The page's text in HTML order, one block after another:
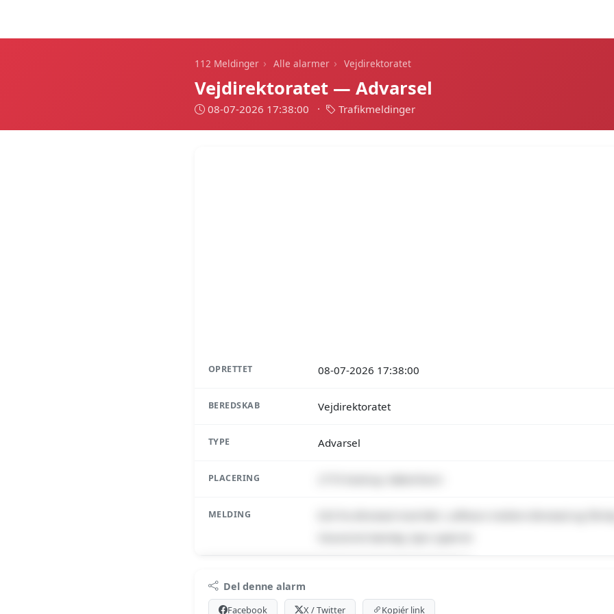
112 Meldinger › Alle alarmer › Vejdirektoratet
Vejdirektoratet — Advarsel
08-07-2026 17:38:00 · Trafikmeldinger
OPRETTET 08-07-2026 17:38:00
BEREDSKAB Vejdirektoratet
TYPE Advarsel
PLACERING
MELDING
Log ind med Premium for at se meldingen og kortet.
Del denne alarm
Facebook X / Twitter Kopiér link